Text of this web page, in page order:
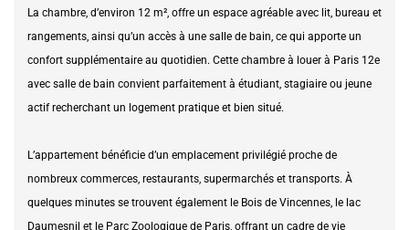
La chambre, d’environ 12 m², offre un espace agréable avec lit, bureau et
rangements, ainsi qu’un accès à une salle de bain, ce qui apporte un
confort supplémentaire au quotidien. Cette chambre à louer à Paris 12e
avec salle de bain convient parfaitement à étudiant, stagiaire ou jeune
actif recherchant un logement pratique et bien situé.
L’appartement bénéficie d’un emplacement privilégié proche de
nombreux commerces, restaurants, supermarchés et transports. À
quelques minutes se trouvent également le Bois de Vincennes, le lac
Daumesnil et le Parc Zoologique de Paris, offrant un cadre de vie